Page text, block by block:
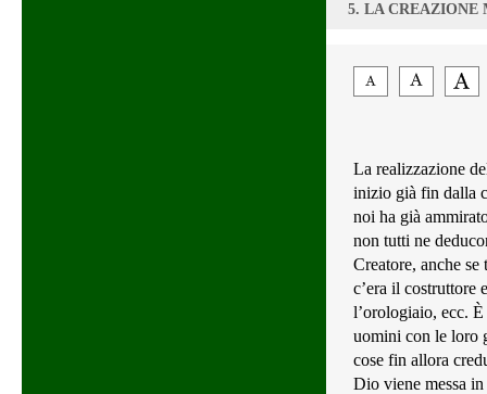
5. LA CREAZIONE
La realizzazione
inizio già fin dalla
noi ha già
non tutti ne
Creatore, anche
c’era il costruttore
l’orologiaio, ecc.
uomini con le loro
cose fin allora
Dio viene messa